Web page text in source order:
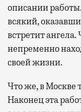
описании
всякий,
встретит
непременно
своей жизни.
Что же, в Москве
Наконец эта